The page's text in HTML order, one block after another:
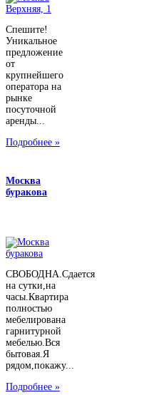
Спешите!
Уникальное
предложение
от
крупнейшего
оператора на
рынке
посуточной
аренды...
Подробнее »
Москва
буракова
СВОБОДНА.Сдается
на сутки,на
часы.Квартира
полностью
мебелирована
гарнитурной
мебелью.Вся
бытовая.Я
рядом,покажу...
Подробнее »